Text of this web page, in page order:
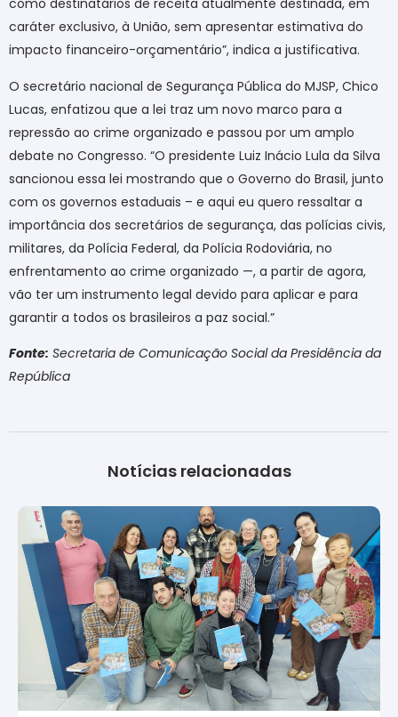
como destinatários de receita atualmente destinada, em
caráter exclusivo, à União, sem apresentar estimativa do
impacto financeiro-orçamentário”, indica a justificativa.
O secretário nacional de Segurança Pública do MJSP, Chico
Lucas, enfatizou que a lei traz um novo marco para a
repressão ao crime organizado e passou por um amplo
debate no Congresso. “O presidente Luiz Inácio Lula da Silva
sancionou essa lei mostrando que o Governo do Brasil, junto
com os governos estaduais – e aqui eu quero ressaltar a
importância dos secretários de segurança, das polícias civis,
militares, da Polícia Federal, da Polícia Rodoviária, no
enfrentamento ao crime organizado —, a partir de agora,
vão ter um instrumento legal devido para aplicar e para
garantir a todos os brasileiros a paz social.”
Fonte: Secretaria de Comunicação Social da Presidência da
República
Notícias relacionadas